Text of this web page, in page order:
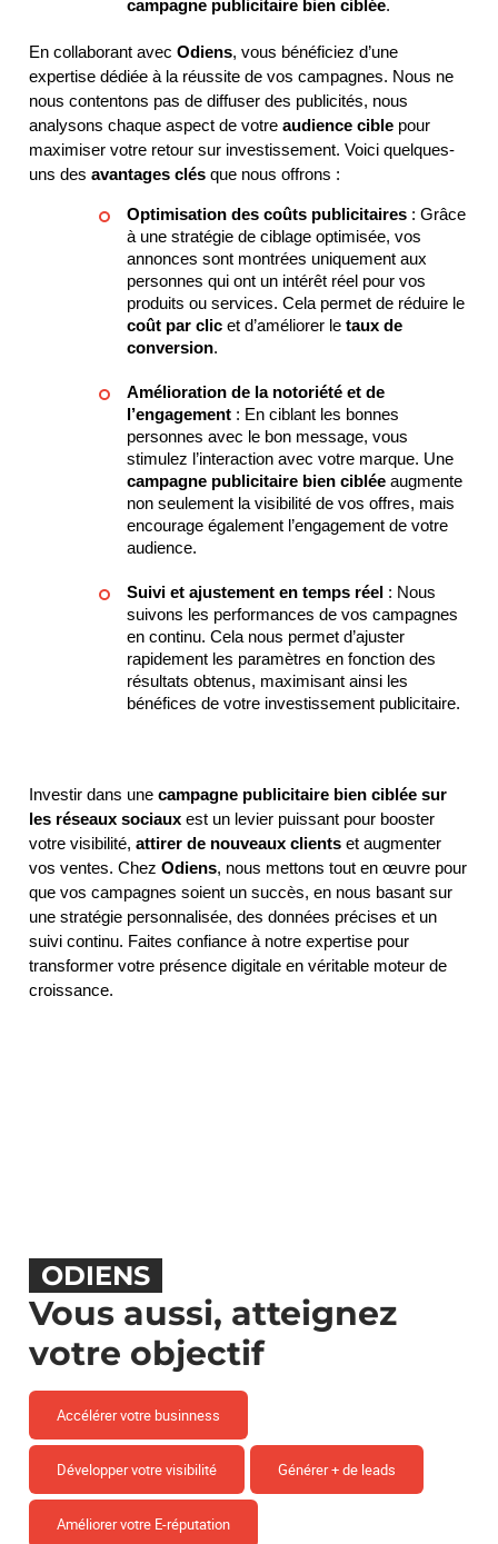
campagne publicitaire bien ciblée.
En collaborant avecOdiens, vous bénéficiez d’une
expertise dédiée à la réussite de vos campagnes. Nous ne
nous contentons pas de diffuser des publicités, nous
analysons chaque aspect de votreaudience cible pour
maximiser votre retour sur investissement. Voici quelques-
uns desavantages clés que nous offrons :
Optimisation des coûts publicitaires : Grâce
à une stratégie de ciblage optimisée, vos
annonces sont montrées uniquement aux
personnes qui ont un intérêt réel pour vos
produits ou services. Cela permet de réduire le
coût par clic et d’améliorer letaux de
conversion.
Amélioration de la notoriété et de
l’engagement : En ciblant les bonnes
personnes avec le bon message, vous
stimulez l’interaction avec votre marque. Une
campagne publicitaire bien ciblée augmente
non seulement la visibilité de vos offres, mais
encourage également l’engagement de votre
audience.
Suivi et ajustement en temps réel : Nous
suivons les performances de vos campagnes
en continu. Cela nous permet d’ajuster
rapidement les paramètres en fonction des
résultats obtenus, maximisant ainsi les
bénéfices de votre investissement publicitaire.
Investir dans unecampagne publicitaire bien ciblée sur
les réseaux sociaux est un levier puissant pour booster
votre visibilité,attirer de nouveaux clients et augmenter
vos ventes. ChezOdiens, nous mettons tout en œuvre pour
que vos campagnes soient un succès, en nous basant sur
une stratégie personnalisée, des données précises et un
suivi continu. Faites confiance à notre expertise pour
transformer votre présence digitale en véritable moteur de
croissance.
ODIENS
Vous aussi, atteignez
votre objectif
Accélérer votre businness
Développer votre visibilité Générer + de leads
Améliorer votre E-réputation